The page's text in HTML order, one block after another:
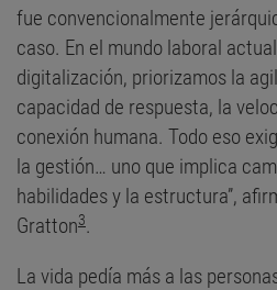
fue convencionalmente
caso. En el mundo laboral
digitalización, priorizamos la
capacidad de respuesta, la
conexión humana. Todo eso
la gestión… uno que implica
habilidades y la estructura”,
Gratton3.
La vida pedía más a las